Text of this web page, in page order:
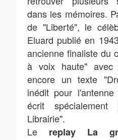
dans les mémoires.
de "Liberté", le
Eluard publié en
ancienne finaliste du
à voix haute" avec
encore un texte
inédit pour
écrit
Librairie".
Le replay La